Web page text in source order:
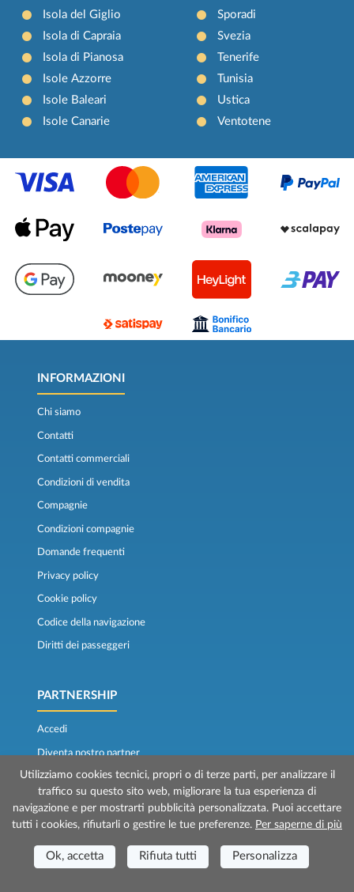
Isola del Giglio
Isola di Capraia
Isola di Pianosa
Isole Azzorre
Isole Baleari
Isole Canarie
Sporadi
Svezia
Tenerife
Tunisia
Ustica
Ventotene
INFORMAZIONI
Chi siamo
Contatti
Contatti commerciali
Condizioni di vendita
Compagnie
Condizioni compagnie
Domande frequenti
Privacy policy
Cookie policy
Codice della navigazione
Diritti dei passeggeri
PARTNERSHIP
Accedi
Diventa nostro partner
Convenzioni
Lavora con noi
Gift Card
PER IL SOCIALE
Utilizziamo cookies tecnici, propri o di terze parti, per analizzare il
traffico su questo sito web, migliorare la tua esperienza di
navigazione e per mostrarti pubblicità personalizzata. Puoi accettare
tutti i cookies, rifiutarli o gestire le tue preferenze. Per saperne di più
Ok, accetta Rifiuta tutti Personalizza